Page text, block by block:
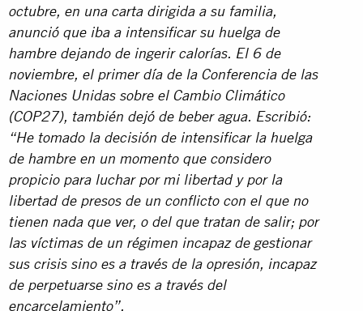
octubre, en una carta dirigida a su familia,
anunció que iba a intensificar su huelga de
hambre dejando de ingerir calorías. El 6 de
noviembre, el primer día de la Conferencia de las
Naciones Unidas sobre el Cambio Climático
(COP27), también dejó de beber agua. Escribió:
“He tomado la decisión de intensificar la huelga
de hambre en un momento que considero
propicio para luchar por mi libertad y por la
libertad de presos de un conflicto con el que no
tienen nada que ver, o del que tratan de salir; por
las víctimas de un régimen incapaz de gestionar
sus crisis sino es a través de la opresión, incapaz
de perpetuarse sino es a través del
encarcelamiento”.